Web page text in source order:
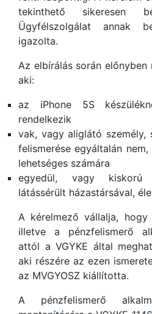
tekinthető sikeresen
Ügyfélszolgálat annak
igazolta.
Az elbírálás során előnyben
aki:
az iPhone 5S
rendelkezik
vak, vagy aliglátó személy,
felismerése egyáltalán
lehetséges számára
egyedül, vagy kiskorú
látássérült házastársával,
A kérelmező vállalja,
illetve a pénzfelismerő
attól a VGYKE által
aki részére az ezen
az MVGYOSZ kiállította.
A pénzfelismerő